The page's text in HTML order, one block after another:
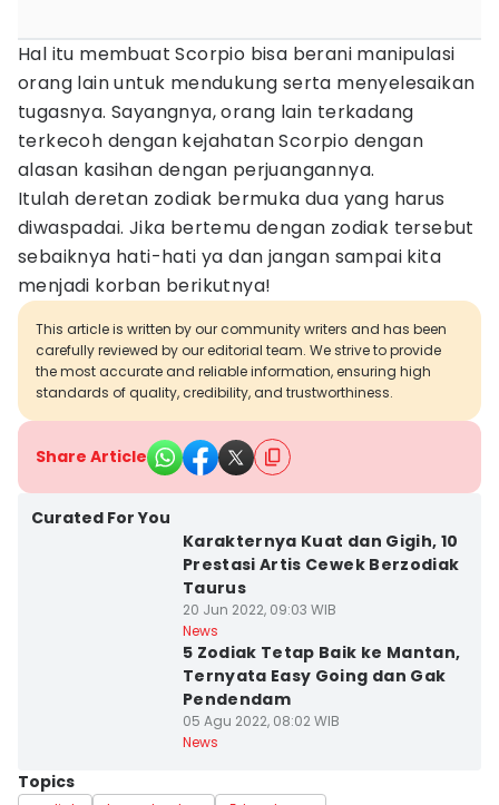
Hal itu membuat Scorpio bisa berani manipulasi
orang lain untuk mendukung serta menyelesaikan
tugasnya. Sayangnya, orang lain terkadang
terkecoh dengan kejahatan Scorpio dengan
alasan kasihan dengan perjuangannya.
Itulah deretan zodiak bermuka dua yang harus
diwaspadai. Jika bertemu dengan zodiak tersebut
sebaiknya hati-hati ya dan jangan sampai kita
menjadi korban berikutnya!
This article is written by our community writers and has been
carefully reviewed by our editorial team. We strive to provide
the most accurate and reliable information, ensuring high
standards of quality, credibility, and trustworthiness.
Share Article
Curated For You
Karakternya Kuat dan Gigih, 10
Prestasi Artis Cewek Berzodiak
Taurus
20 Jun 2022, 09:03 WIB
News
5 Zodiak Tetap Baik ke Mantan,
Ternyata Easy Going dan Gak
Pendendam
05 Agu 2022, 08:02 WIB
News
Topics